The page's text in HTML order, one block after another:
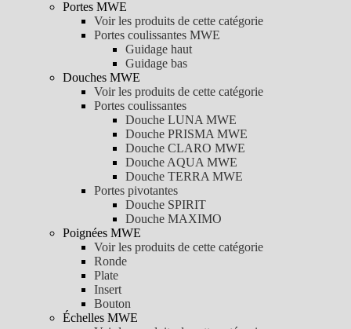
Portes MWE
Voir les produits de cette catégorie
Portes coulissantes MWE
Guidage haut
Guidage bas
Douches MWE
Voir les produits de cette catégorie
Portes coulissantes
Douche LUNA MWE
Douche PRISMA MWE
Douche CLARO MWE
Douche AQUA MWE
Douche TERRA MWE
Portes pivotantes
Douche SPIRIT
Douche MAXIMO
Poignées MWE
Voir les produits de cette catégorie
Ronde
Plate
Insert
Bouton
Échelles MWE